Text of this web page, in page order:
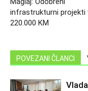
infrastrukturni projekti
220.000 KM
POVEZANI ČLANCI